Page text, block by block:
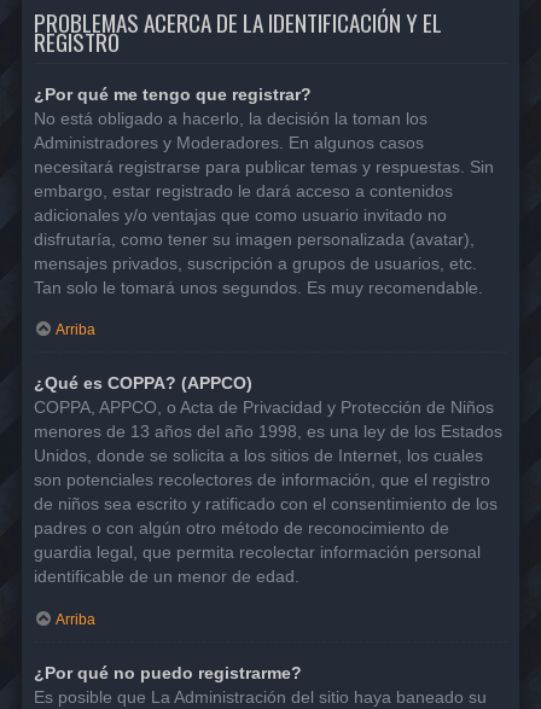
PROBLEMAS ACERCA DE LA IDENTIFICACIÓN Y EL
REGISTRO
¿Por qué me tengo que registrar?
No está obligado a hacerlo, la decisión la toman los
Administradores y Moderadores. En algunos casos
necesitará registrarse para publicar temas y respuestas. Sin
embargo, estar registrado le dará acceso a contenidos
adicionales y/o ventajas que como usuario invitado no
disfrutaría, como tener su imagen personalizada (avatar),
mensajes privados, suscripción a grupos de usuarios, etc.
Tan solo le tomará unos segundos. Es muy recomendable.
Arriba
¿Qué es COPPA? (APPCO)
COPPA, APPCO, o Acta de Privacidad y Protección de Niños
menores de 13 años del año 1998, es una ley de los Estados
Unidos, donde se solicita a los sitios de Internet, los cuales
son potenciales recolectores de información, que el registro
de niños sea escrito y ratificado con el consentimiento de los
padres o con algún otro método de reconocimiento de
guardia legal, que permita recolectar información personal
identificable de un menor de edad.
Arriba
¿Por qué no puedo registrarme?
Es posible que La Administración del sitio haya baneado su